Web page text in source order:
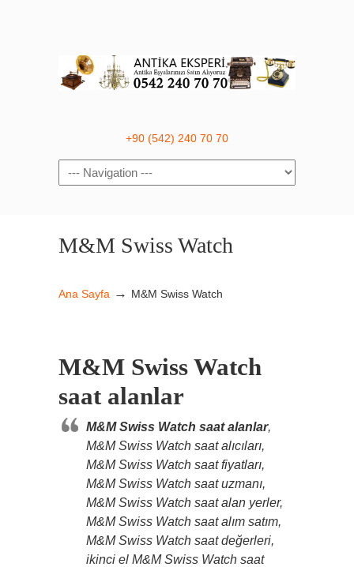
+90 (542) 240 70 70
Navigation
M&M Swiss Watch
Ana Sayfa → M&M Swiss Watch
M&M Swiss Watch
saat alanlar
M&M Swiss Watch saat alanlar,
M&M Swiss Watch saat alıcıları,
M&M Swiss Watch saat fiyatları,
M&M Swiss Watch saat uzmanı,
M&M Swiss Watch saat alan yerler,
M&M Swiss Watch saat alım satım,
M&M Swiss Watch saat değerleri,
ikinci el M&M Swiss Watch saat